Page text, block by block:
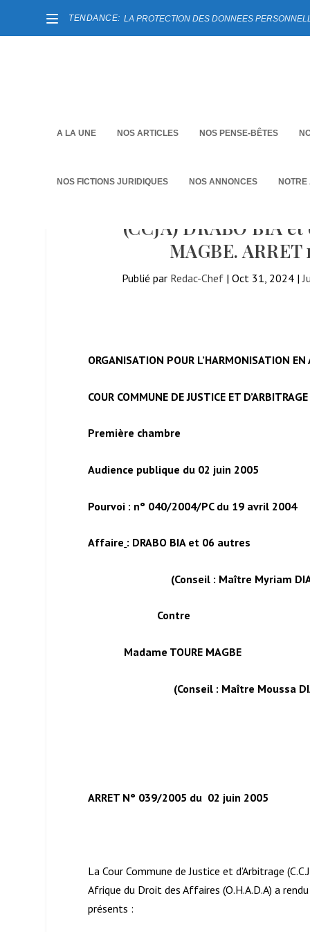
TENDANCE: LA PROTECTION DES DONNEES
A LA UNE NOS ARTICLES NOS PENSE-BÊTES
NOS FICTIONS JURIDIQUES NOS ANNONCES
(CCJA) DRABO BIA
MAGBE.
Publié par Redac-Chef |Oct 31, 2024 |
ORGANISATION POUR L’HARMONISATION
COUR COMMUNE DE JUSTICE ET D’ARBITRAGE
Première chambre
Audience publique du 02 juin 2005
Pourvoi : n° 040/2004/PC du 19 avril 2004
Affaire : DRABO BIA et 06 autres
(Conseil : Maître Myriam
Contre
Madame TOURE MAGBE
(Conseil : Maître Moussa
ARRET N° 039/2005 du 02 juin 2005
La Cour Commune de Justice et d’Arbitrage
Afrique du Droit des Affaires (O.H.A.D.A) a
présents :